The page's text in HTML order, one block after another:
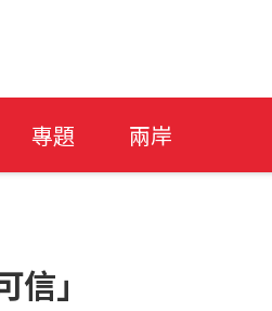
專題 兩岸
」